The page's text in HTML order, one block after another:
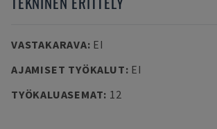
VASTAKARAVA: EI
AJAMISET TYÖKALUT: EI
TYÖKALUASEMAT: 12